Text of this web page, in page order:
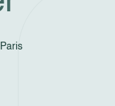
Paris